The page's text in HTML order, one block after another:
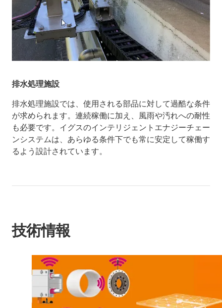
排水処理施設
排水処理施設では、使用される部品に対して過酷な条件
が求められます。連続稼働に加え、風雨や汚れへの耐性
も必要です。イグスのインテリジェントエナジーチェー
ンシステムは、あらゆる条件下でも常に安定して稼働す
るよう設計されています。
技術情報